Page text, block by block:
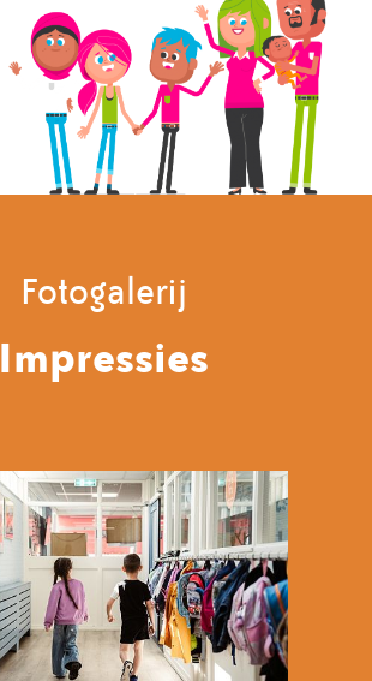
Fotogalerij
Impressies